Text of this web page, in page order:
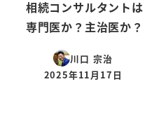
相続コンサルタントは
専門医か？主治医か？
川口 宗治
投稿日
2025年11月17日